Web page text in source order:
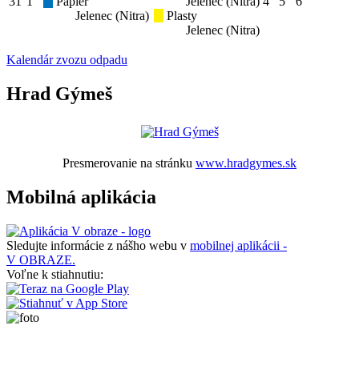
Jelenec (Nitra)
Plasty
Jelenec (Nitra)
Kalendár zvozu odpadu
Hrad Gýmeš
Presmerovanie na stránku www.hradgymes.sk
Mobilná aplikácia
Sledujte informácie z nášho webu v mobilnej aplikácii -
V OBRAZE.
Voľne k stiahnutiu: